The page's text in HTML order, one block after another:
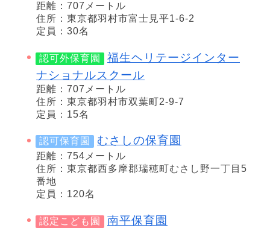
距離：707メートル
住所：東京都羽村市富士見平1-6-2
定員：30名
認可外保育園
福生ヘリテージインター
ナショナルスクール
距離：707メートル
住所：東京都羽村市双葉町2-9-7
定員：15名
認可保育園 むさしの保育園
距離：754メートル
住所：東京都西多摩郡瑞穂町むさし野一丁目5
番地
定員：120名
認定こども園 南平保育園